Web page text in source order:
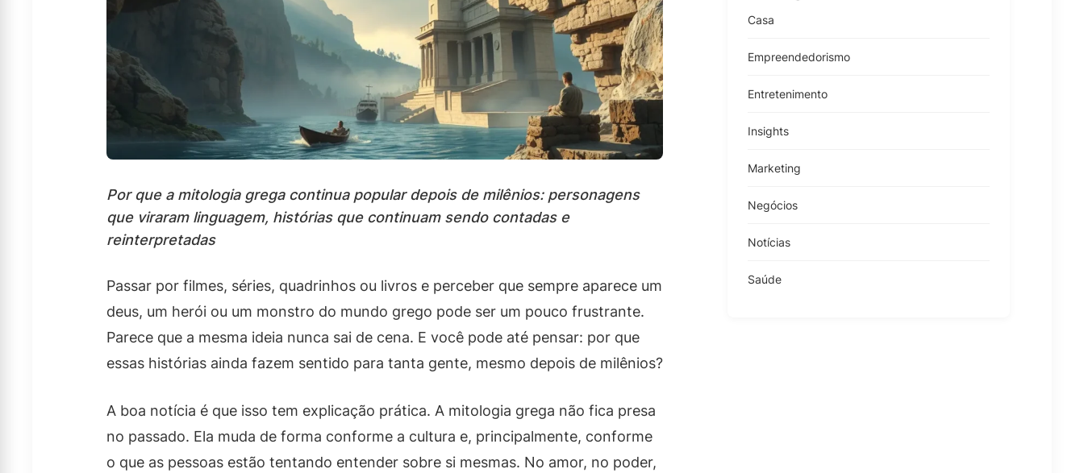
Por que a mitologia grega continua popular depois de milênios: personagens
que viraram linguagem, histórias que continuam sendo contadas e
reinterpretadas
Passar por filmes, séries, quadrinhos ou livros e perceber que sempre aparece um
deus, um herói ou um monstro do mundo grego pode ser um pouco frustrante.
Parece que a mesma ideia nunca sai de cena. E você pode até pensar: por que
essas histórias ainda fazem sentido para tanta gente, mesmo depois de milênios?
A boa notícia é que isso tem explicação prática. A mitologia grega não fica presa
no passado. Ela muda de forma conforme a cultura e, principalmente, conforme
o que as pessoas estão tentando entender sobre si mesmas. No amor, no poder,
Casa
Empreendedorismo
Entretenimento
Insights
Marketing
Negócios
Notícias
Saúde